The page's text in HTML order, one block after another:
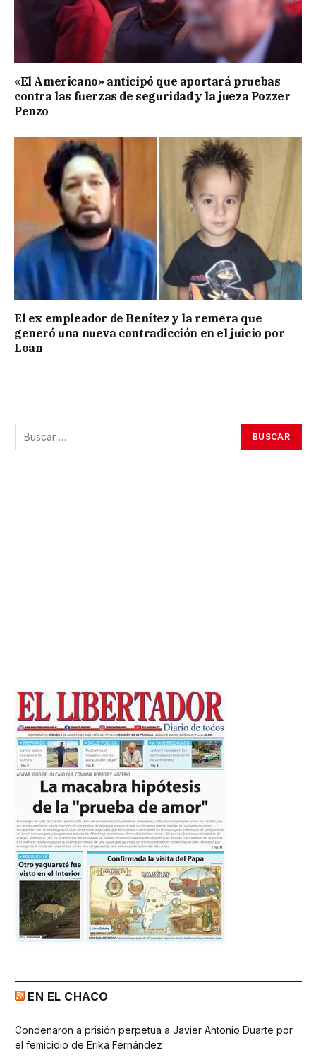
«El Americano» anticipó que aportará pruebas
contra las fuerzas de seguridad y la jueza Pozzer
Penzo
El ex empleador de Benítez y la remera que
generó una nueva contradicción en el juicio por
Loan
EN EL CHACO
Condenaron a prisión perpetua a Javier Antonio Duarte por
el femicidio de Erika Fernández